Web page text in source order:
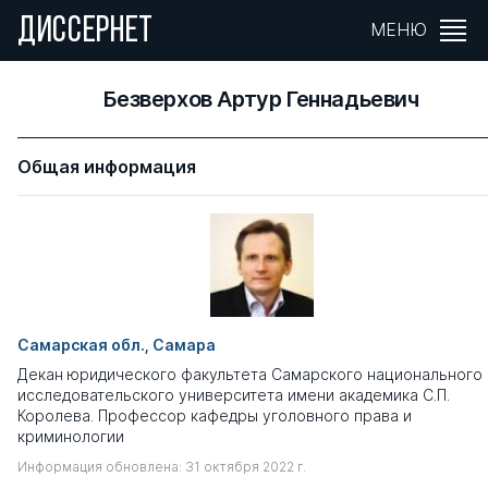
ДИССЕРНЕТ МЕНЮ
Безверхов Артур Геннадьевич
Общая информация
Самарская обл., Самара
Декан юридического факультета Самарского национального
исследовательского университета имени академика С.П.
Королева. Профессор кафедры уголовного права и
криминологии
Информация обновлена: 31 октября 2022 г.